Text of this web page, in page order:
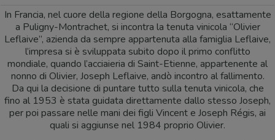
In Francia, nel cuore della regione della Borgogna, esattamente
a Puligny-Montrachet, si incontra la tenuta vinicola “Olivier
Leflaive”, azienda da sempre appartenuta alla famiglia Leflaive,
l’impresa si è sviluppata subito dopo il primo conflitto
mondiale, quando l’acciaieria di Saint-Etienne, appartenente al
nonno di Olivier, Joseph Leflaive, andò incontro al fallimento.
Da qui la decisione di puntare tutto sulla tenuta vinicola, che
fino al 1953 è stata guidata direttamente dallo stesso Joseph,
per poi passare nelle mani dei figli Vincent e Joseph Régis, ai
quali si aggiunse nel 1984 proprio Olivier.